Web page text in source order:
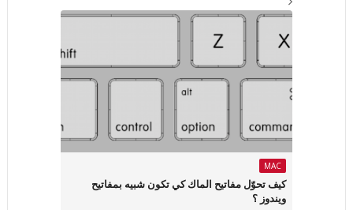
MAC
كيف تحوّل مفاتيح الماك كي تكون شبيه بمفاتيح
ويندوز ؟